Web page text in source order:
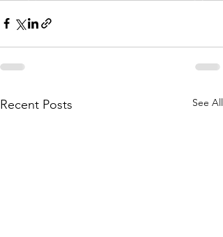
Recent Posts See All